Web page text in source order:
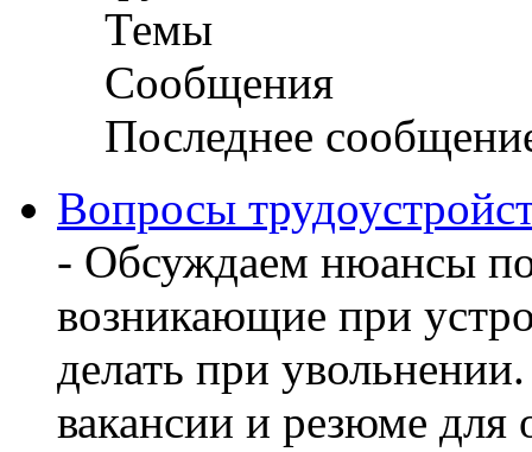
Темы
Сообщения
Последнее
Вопросы
- Обсуждаем нюансы
возникающие при
делать при
вакансии и резюме для